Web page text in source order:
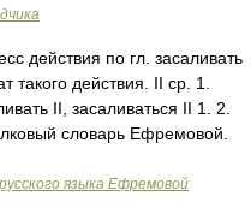
действия по гл. засаливать
такого действия. II ср. 1.
II, засаливаться II 1. 2.
словарь Ефремовой.
языка Ефремовой